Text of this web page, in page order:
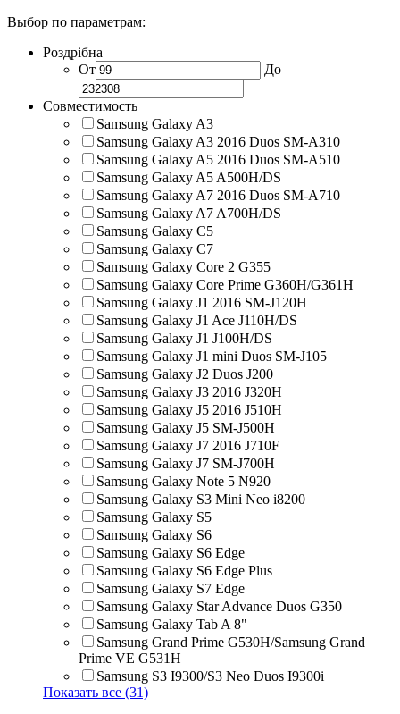
Выбор по параметрам:
Роздрібна
От
До
Совместимость
Samsung Galaxy A3
Samsung Galaxy A3 2016 Duos SM-A310
Samsung Galaxy A5 2016 Duos SM-A510
Samsung Galaxy A5 A500H/DS
Samsung Galaxy A7 2016 Duos SM-A710
Samsung Galaxy A7 A700H/DS
Samsung Galaxy C5
Samsung Galaxy C7
Samsung Galaxy Core 2 G355
Samsung Galaxy Core Prime G360H/G361H
Samsung Galaxy J1 2016 SM-J120H
Samsung Galaxy J1 Ace J110H/DS
Samsung Galaxy J1 J100H/DS
Samsung Galaxy J1 mini Duos SM-J105
Samsung Galaxy J2 Duos J200
Samsung Galaxy J3 2016 J320H
Samsung Galaxy J5 2016 J510H
Samsung Galaxy J5 SM-J500H
Samsung Galaxy J7 2016 J710F
Samsung Galaxy J7 SM-J700H
Samsung Galaxy Note 5 N920
Samsung Galaxy S3 Mini Neo i8200
Samsung Galaxy S5
Samsung Galaxy S6
Samsung Galaxy S6 Edge
Samsung Galaxy S6 Edge Plus
Samsung Galaxy S7 Edge
Samsung Galaxy Star Advance Duos G350
Samsung Galaxy Tab A 8"
Samsung Grand Prime G530H/Samsung Grand
Prime VE G531H
Samsung S3 I9300/S3 Neo Duos I9300i
Показать все (31)